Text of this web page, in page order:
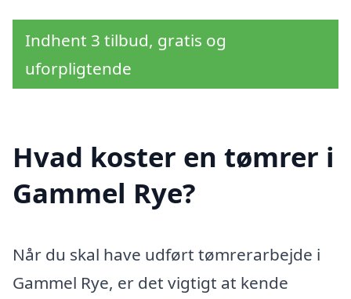
Indhent 3 tilbud, gratis og
uforpligtende
Hvad koster en tømrer i
Gammel Rye?
Når du skal have udført tømrerarbejde i
Gammel Rye, er det vigtigt at kende